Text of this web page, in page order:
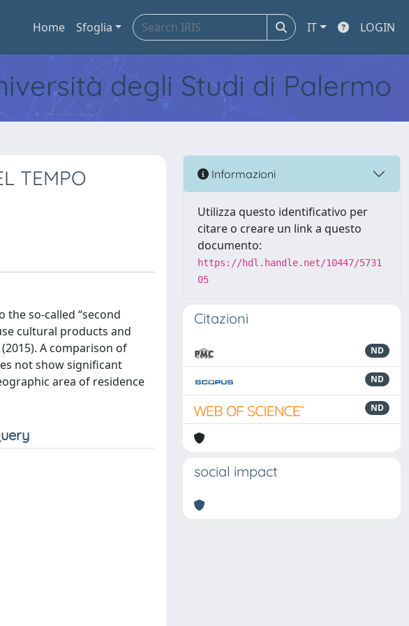
Home Sfoglia IT LOGIN
degli Studi di Palermo
TEMPO
so-called “second
cultural products and
A comparison of
not show significant
area of residence
Informazioni
Utilizza questo identificativo per
citare o creare un link a questo
documento:
https://hdl.handle.net/10447/5731
05
Citazioni
ND
ND
ND
social impact